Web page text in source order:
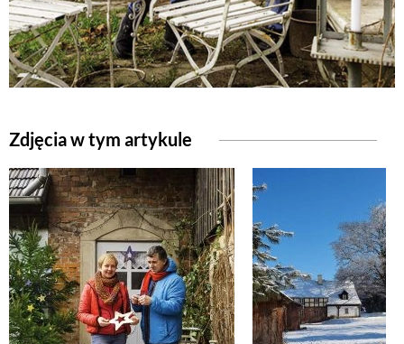
Zdjęcia w tym artykule
PRZYRODA
ZWIERZĘTA DOMOWE
ZWIERZĘTA W NATURZE
GRZYBY
KRAJOBRAZ
RĘKODZIEŁO